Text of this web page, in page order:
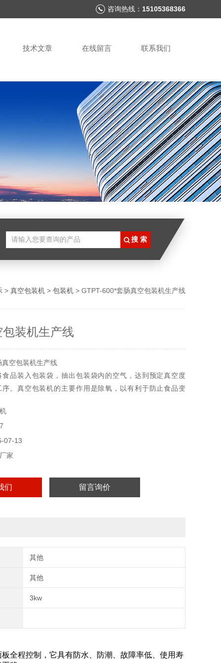
咨询热线： 15105368366
技术文章 在线留言 联系我们
> 真空包装机 > 包装机 > GTPT-600*套肠真空包装机生产线
装机生产线
空包装机生产线
食品装入包装袋，抽出包装袋内的空气，达到预定真空度
序。真空包装机的主要作用是除氧，以有利于防止食品变
需要氧气的，而真空包装就是运用这个原理，把包装袋内
气抽掉，使微生物失去生存的环境。
07-13
家
们 留言询价
其他
其他
3kw
全程控制，它具有防水、防潮、故障率低、使用寿